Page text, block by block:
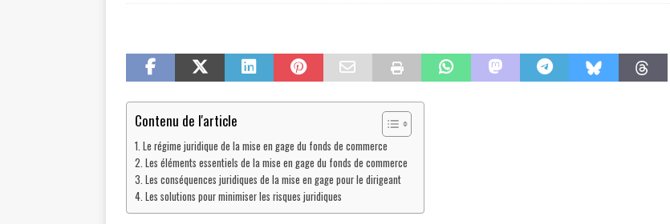
Contenu de l'article
Le régime juridique de la mise en gage du fonds de commerce
Les éléments essentiels de la mise en gage du fonds de commerce
Les conséquences juridiques de la mise en gage pour le dirigeant
Les solutions pour minimiser les risques juridiques